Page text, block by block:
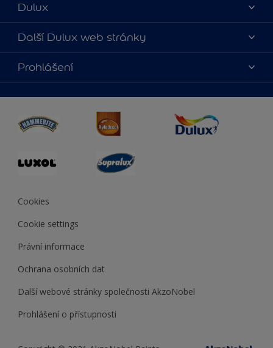
Dulux
O nás
Kontaktujte nás
Najít obchod
Další Dulux web stránky
duluxmalir.cz
duluxmaliar.sk
duluxprodejnabarev.cz
duluxpredajnafarieb.sk
Prohlášení
Cookies
Cookie settings
Právní informace
Ochrana osobních dat
Další webové stránky společnosti AkzoNobel
Prohlášení o přístupnosti